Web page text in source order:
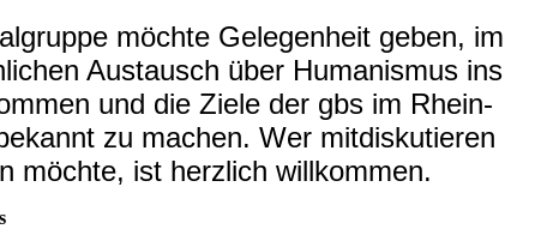
möchte Gelegenheit geben, im
Austausch über Humanismus ins
und die Ziele der gbs im Rhein-
zu machen. Wer mitdiskutieren
möchte, ist herzlich willkommen.